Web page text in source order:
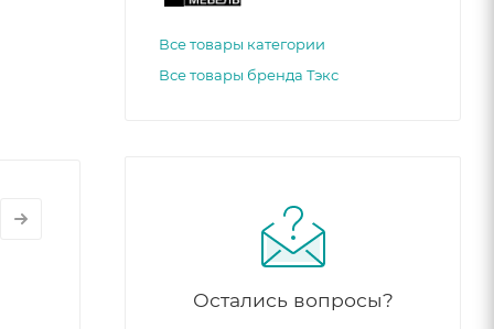
Все товары категории
Все товары бренда Тэкс
Остались вопросы?